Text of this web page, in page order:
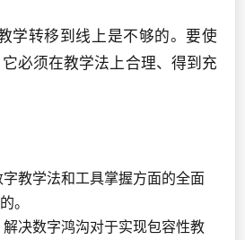
学转移到线上是不够的。要使
必须在教学法上合理、得到充
教学法和工具掌握方面的全面
。
解决数字鸿沟对于实现包容性教